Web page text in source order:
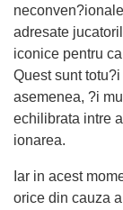
adresate
iconice pentru
Quest sunt
asemenea, ?i
echilibrata intre
ionarea.
Iar in acest
orice din cauza